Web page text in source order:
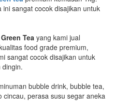
sangat cocok disajikan untuk
Teayang kami jual
food grade premium,
sangat cocok disajikan untuk
dingin.
bubble drink, bubble tea,
cincau, perasa susu segar aneka